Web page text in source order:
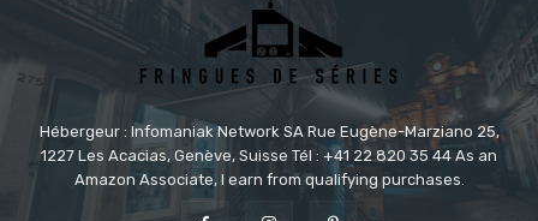
Hébergeur : Infomaniak Network SA Rue Eugène-Marziano 25,
1227 Les Acacias, Genève, Suisse Tél : +41 22 820 35 44 As an
Amazon Associate, I earn from qualifying purchases.